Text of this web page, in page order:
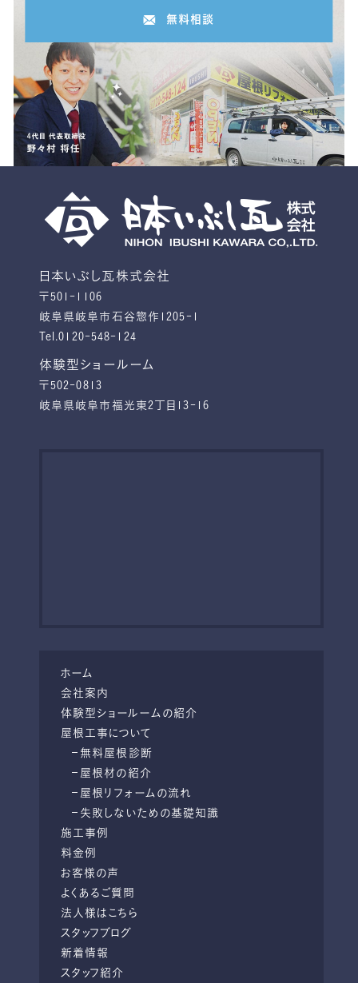
無料相談
日本いぶし瓦株式会社
〒501-1106
岐阜県岐阜市石谷惣作1205-1
Tel.0120-548-124
体験型ショールーム
〒502-0813
岐阜県岐阜市福光東2丁目13-16
ホーム
会社案内
体験型ショールームの紹介
屋根工事について
無料屋根診断
屋根材の紹介
屋根リフォームの流れ
失敗しないための基礎知識
施工事例
料金例
お客様の声
よくあるご質問
法人様はこちら
スタッフブログ
新着情報
スタッフ紹介